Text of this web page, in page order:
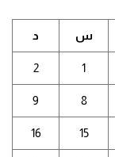
س د
1
2
8
9
15
16